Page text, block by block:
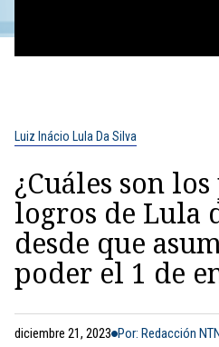
Luiz Inácio Lula Da Silva
¿Cuáles son
logros de Lula
desde que
poder el 1 de
diciembre 21, 2023 Por: Redacción